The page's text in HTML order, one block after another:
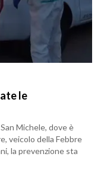
le
Michele, dove è
veicolo della Febbre
la prevenzione sta